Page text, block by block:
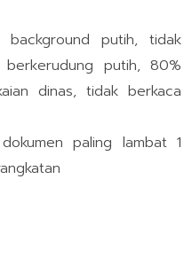
putih, tidak
putih, 80%
dinas, tidak berkaca
paling lambat 1